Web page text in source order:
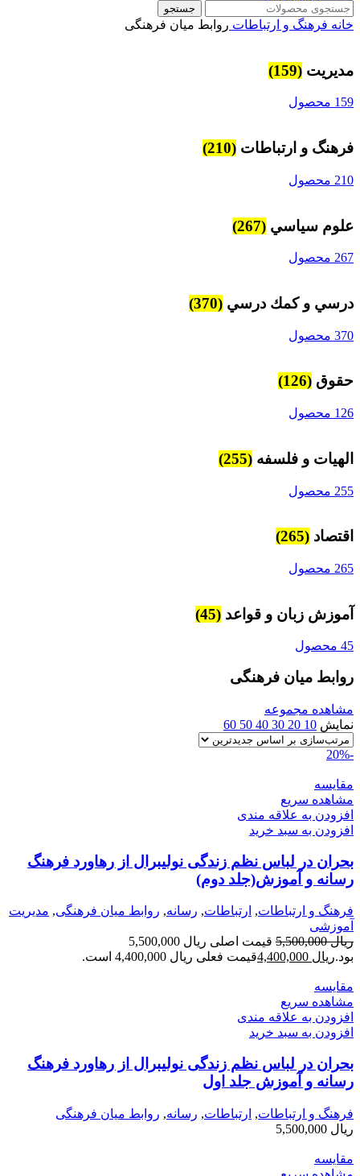
جستجو
خانه فرهنگ و ارتباطات روابط میان فرهنگی
مديريت (159)
159 محصول
فرهنگ و ارتباطات (210)
210 محصول
علوم سياسي (267)
267 محصول
درسي و كمك درسي (370)
370 محصول
حقوق (126)
126 محصول
الهیات و فلسفه (255)
255 محصول
اقتصاد (265)
265 محصول
آموزش زبان و قواعد (45)
45 محصول
روابط میان فرهنگی
مشاهده مجموعه
نمایش 10
20
30
40
50
60
-20%
مقایسه
مشاهده سریع
افزودن به علاقه مندی
افزودن به سبد خرید
بحران در لباس نظم زندگی نولیبرال از رهاورد فرهنگ
رسانه و آموزش(جلد دوم)
فرهنگ و ارتباطات, ارتباطات, رسانه, روابط میان فرهنگی, مدیریت
آموزشی
ریال5,500,000
قیمت اصلی ریال 5,500,000
بود.ریال قیمت فعلی ریال 4,400,000 است.
مقایسه
مشاهده سریع
افزودن به علاقه مندی
افزودن به سبد خرید
بحران در لباس نظم زندگی نولیبرال از رهاورد فرهنگ
رسانه و آموزش جلد اول
فرهنگ و ارتباطات, ارتباطات, رسانه, روابط میان فرهنگی
ریال
مقایسه